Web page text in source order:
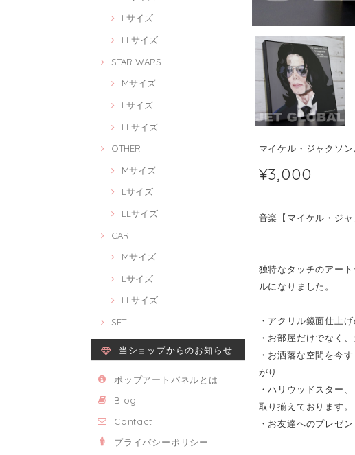
Lサイズ
LLサイズ
STAR WARS
Mサイズ
Lサイズ
LLサイズ
OTHER
Mサイズ
Lサイズ
LLサイズ
CAR
Mサイズ
Lサイズ
LLサイズ
SET
当ショップからのお知らせ
ポップアートパネルとは
Blog
Contact
プライバシーポリシー
マイケル・ジャクソ
¥3,000
音楽【マイケル・ジ
独特なタッチのアー
ルになりました。
・アクリル鏡面仕上
・お部屋だけでなく
・お洒落な空間を今
がり
・ハリウッドスター
取り揃えております。
・お友達へのプレゼ